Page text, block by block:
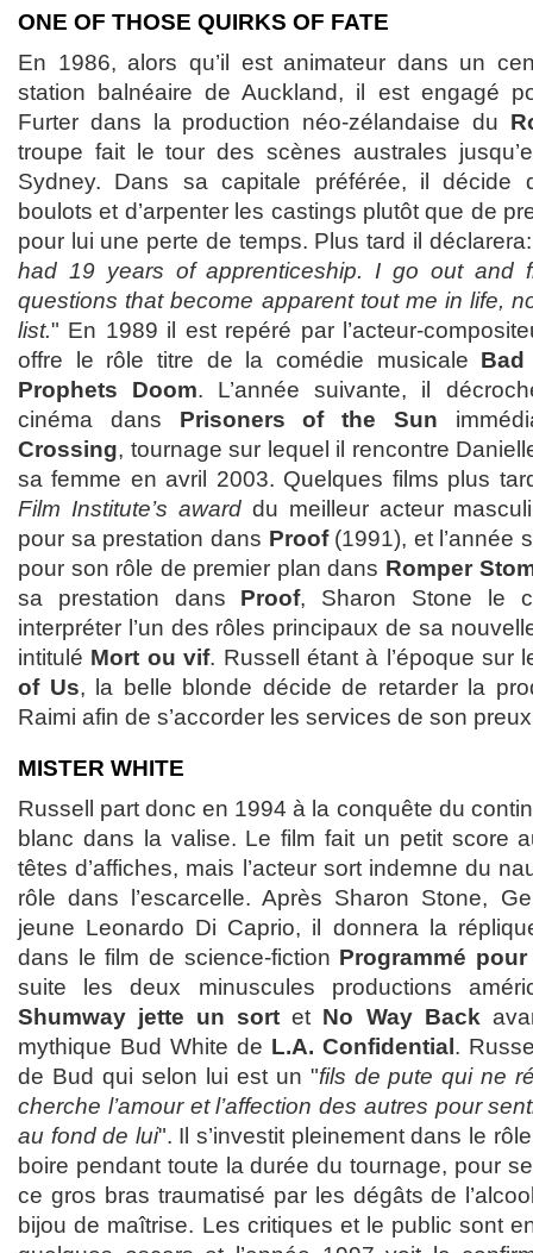
ONE OF THOSE QUIRKS OF FATE
En 1986, alors qu’il est animateur dans un
station balnéaire de Auckland, il est engagé
Furter dans la production néo-zélandaise du
troupe fait le tour des scènes australes
Sydney. Dans sa capitale préférée, il décide
boulots et d’arpenter les castings plutôt que de
pour lui une perte de temps. Plus tard il
had 19 years of apprenticeship. I go out and
questions that become apparent tout me in life,
list." En 1989 il est repéré par l’acteur-
offre le rôle titre de la comédie musicale
Prophets Doom. L’année suivante, il
cinéma dans Prisoners of the Sun
Crossing, tournage sur lequel il rencontre
sa femme en avril 2003. Quelques films plus
Film Institute’s awarddu meilleur acteur
pour sa prestation dans Proof(1991), et l’année
pour son rôle de premier plan dans Romper
sa prestation dans Proof, Sharon Stone le
interpréter l’un des rôles principaux de sa
intitulé Mort ou vif. Russell étant à l’époque sur
of Us, la belle blonde décide de retarder la
Raimi afin de s’accorder les services de son
MISTER WHITE
Russell part donc en 1994 à la conquête du
blanc dans la valise. Le film fait un petit score
têtes d’affiches, mais l’acteur sort indemne du
rôle dans l’escarcelle. Après Sharon Stone,
jeune Leonardo Di Caprio, il donnera la
dans le film de science-fiction Programmé
suite les deux minuscules productions
Shumway jette un sort et No Way Back
mythique Bud White de L.A. Confidential .
de Bud qui selon lui est un "fils de pute qui ne
cherche l’amour et l’affection des autres pour
au fond de lui". Il s’investit pleinement dans le
boire pendant toute la durée du tournage, pour
ce gros bras traumatisé par les dégâts de
bijou de maîtrise. Les critiques et le public sont